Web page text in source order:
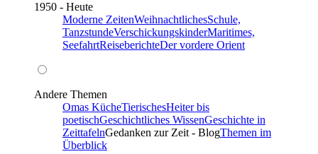
1950 - Heute
Moderne ZeitenWeihnachtlichesSchule,
TanzstundeVerschickungskinderMaritimes,
SeefahrtReiseberichteDer vordere Orient
Andere Themen
Omas KücheTierischesHeiter bis
poetischGeschichtliches WissenGeschichte in
ZeittafelnGedanken zur Zeit - BlogThemen im
Überblick